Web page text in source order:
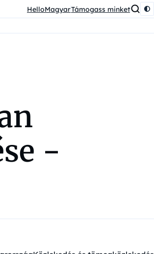
HelloMagyarTámogass minket
−